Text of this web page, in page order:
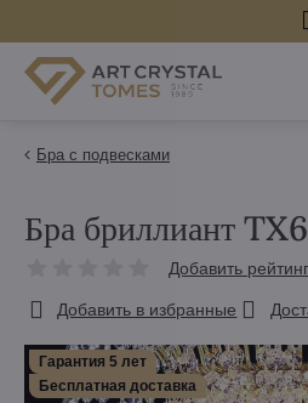
Бра с подвесками
Гарантия 5 лет
Бесплатная доставка
Бра бриллиант
Добавить рейтинг
Добавить в избранные